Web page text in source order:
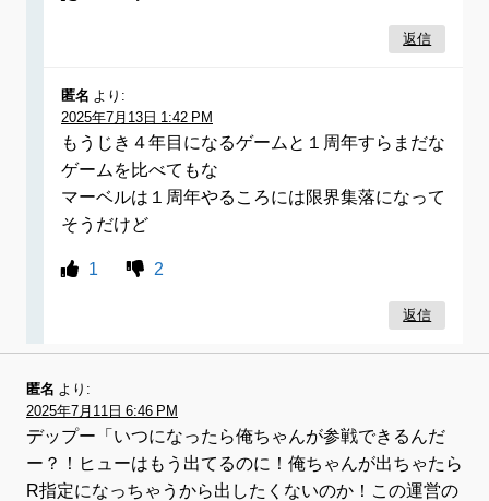
返信
匿名 より:
2025年7月13日 1:42 PM
もうじき４年目になるゲームと１周年すらまだな
ゲームを比べてもな
マーベルは１周年やるころには限界集落になって
そうだけど
1 2
返信
匿名 より:
2025年7月11日 6:46 PM
デップー「いつになったら俺ちゃんが参戦できるんだ
ー？！ヒューはもう出てるのに！俺ちゃんが出ちゃたら
R指定になっちゃうから出したくないのか！この運営の